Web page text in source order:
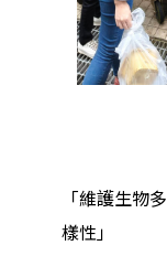
「維護生物多
樣性」